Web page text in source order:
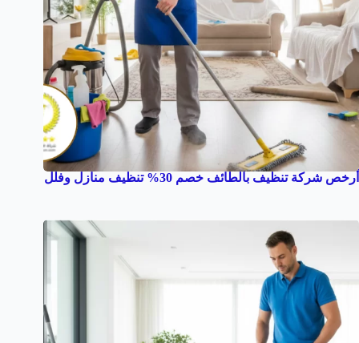
أرخص شركة تنظيف بالطائف خصم 30% تنظيف منازل وفلل